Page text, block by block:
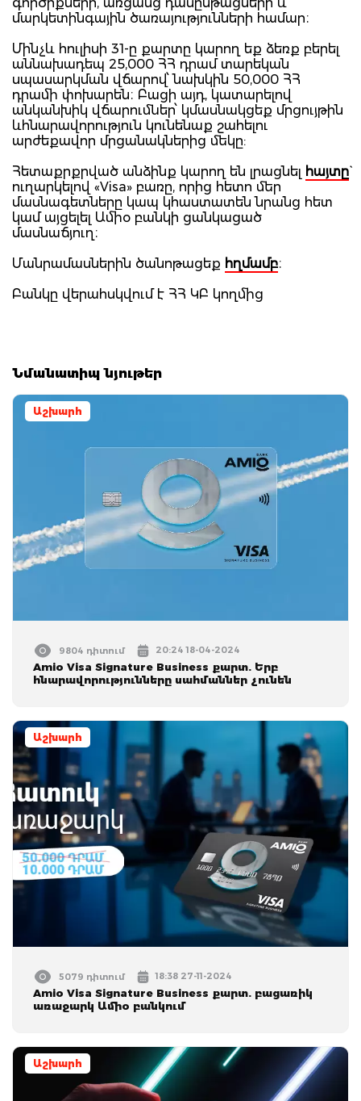
մարկետինգային ծառայությունների համար։
Մինչև հուլիսի 31-ը քարտը կարող եք ձեռք բերել
աննախադեպ 25,000 ՀՀ դրամ տարեկան
սպասարկման վճարով՝ նախկին 50,000 ՀՀ
դրամի փոխարեն։ Բացի այդ, կատարելով
անկանխիկ վճարումներ՝ կմասնակցեք մրցույթին
ևհնարավորություն կունենաք շահելու
արժեքավոր մրցանակներից մեկը:
Հետաքրքրված անձինք կարող են լրացնել հայտը
ուղարկելով «Visa» բառը, որից հետո մեր
մասնագետները կապ կհաստատեն նրանց հետ
կամ այցելել Ամիօ բանկի ցանկացած
մասնաճյուղ։
Մանրամասներին ծանոթացեք հղմամբ։
Բանկը վերահսկվում է ՀՀ ԿԲ կողմից
Նմանատիպ նյութեր
Աշխարհ
9804 դիտում 20:24 18-04-2024
Amio Visa Signature Business քարտ. Երբ
հնարավորությունները սահմաններ չունեն
Աշխարհ
5079 դիտում 18:38 27-11-2024
Amio Visa Signature Business քարտ. բացառիկ
առաջարկ Ամիօ բանկում
Աշխարհ